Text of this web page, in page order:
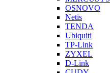
OSNOVO
Netis
TENDA
Ubiquiti
TP-Link
ZYXEL
D-Link